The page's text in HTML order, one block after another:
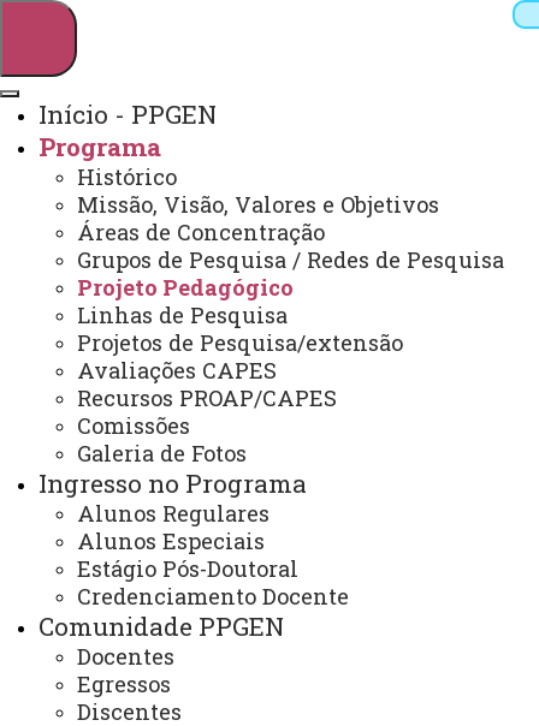
Webmail Sistemas
Telefones
Arquivo Virtual
Campus
Início - PPGEN
Programa
Histórico
Missão, Visão, Valores e Objetivos
Áreas de Concentração
Grupos de Pesquisa / Redes de Pesquisa
Projeto Pedagógico
Linhas de Pesquisa
Projetos de Pesquisa/extensão
Avaliações CAPES
Recursos PROAP/CAPES
Comissões
Galeria de Fotos
Ingresso no Programa
Alunos Regulares
Alunos Especiais
Estágio Pós-Doutoral
Credenciamento Docente
Comunidade PPGEN
Docentes
Egressos
Discentes
Mestrado em Ensino
Projeto Político Pedagógico
PROJETO POLÍTICO PEDAGÓGICO PPGEn Resol
298_2023 CEPE